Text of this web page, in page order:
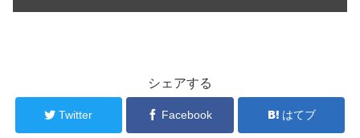
シェアする
Twitter Facebook はてブ